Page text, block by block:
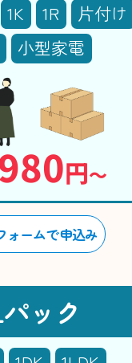
1K 1R
片付け
小型家電
円〜
ォームで申込み
ック